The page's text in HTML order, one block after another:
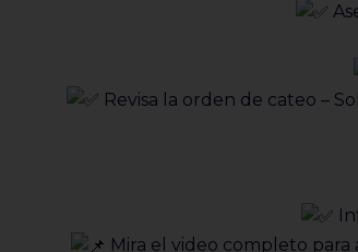
Revisa la orden de cateo –
Mira el video completo